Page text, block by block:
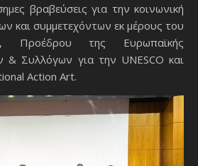
και συμμετεχόντων εκ μέρους του
Προέδρου της Ευρωπαϊκής
& Συλλόγων για την UNESCO και
Action Art.